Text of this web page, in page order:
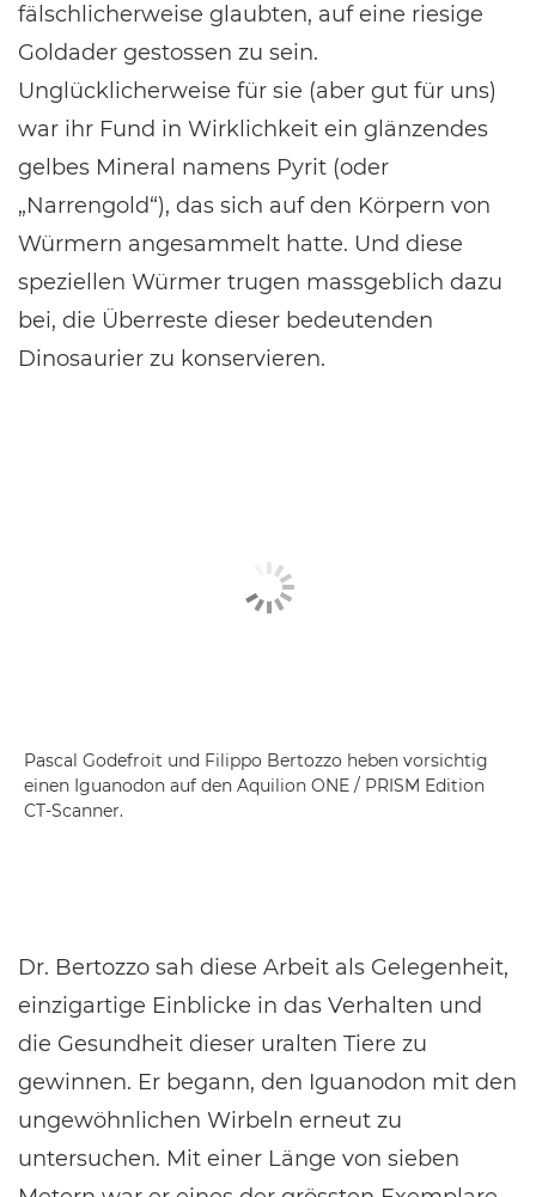
fälschlicherweise glaubten, auf eine riesige
Goldader gestossen zu sein.
Unglücklicherweise für sie (aber gut für uns)
war ihr Fund in Wirklichkeit ein glänzendes
gelbes Mineral namens Pyrit (oder
„Narrengold“), das sich auf den Körpern von
Würmern angesammelt hatte. Und diese
speziellen Würmer trugen massgeblich dazu
bei, die Überreste dieser bedeutenden
Dinosaurier zu konservieren.
Pascal Godefroit und Filippo Bertozzo heben vorsichtig
einen Iguanodon auf den Aquilion ONE / PRISM Edition
CT-Scanner.
Dr. Bertozzo sah diese Arbeit als Gelegenheit,
einzigartige Einblicke in das Verhalten und
die Gesundheit dieser uralten Tiere zu
gewinnen. Er begann, den Iguanodon mit den
ungewöhnlichen Wirbeln erneut zu
untersuchen. Mit einer Länge von sieben